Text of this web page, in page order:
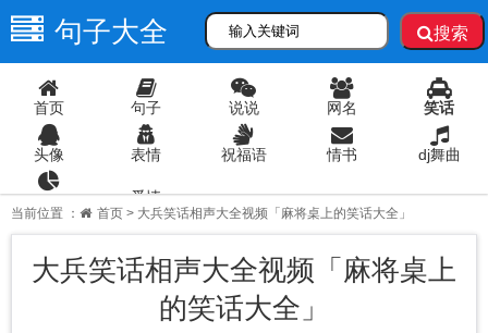
句子大全 搜索
首页 句子 说说 网名 笑话
头像 表情 祝福语 情书 dj舞曲
爱情
当前位置 ： 首页 > 大兵笑话相声大全视频「麻将桌上的笑话大全」
大兵笑话相声大全视频「麻将桌上
的笑话大全」